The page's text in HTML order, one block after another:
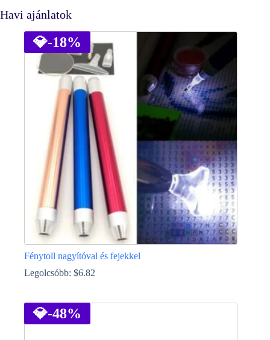
Havi ajánlatok
💎-18%
Fénytoll nagyítóval és fejekkel
Legolcsóbb: $6.82
a
terméknek
több
💎-48%